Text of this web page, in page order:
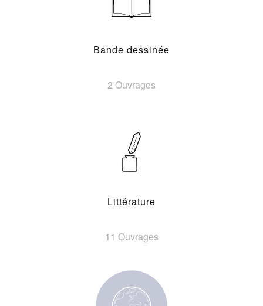
Bande dessinée
2 Ouvrages
Littérature
11 Ouvrages